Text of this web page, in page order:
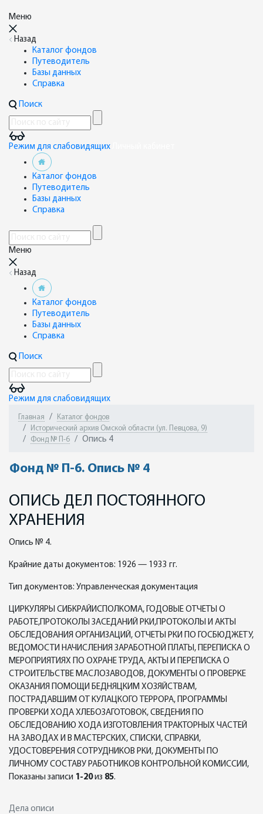
Меню
Назад
Каталог фондов
Путеводитель
Базы данных
Справка
Поиск
Режим для слабовидящих
Каталог фондов
Путеводитель
Базы данных
Справка
Меню
Назад
Каталог фондов
Путеводитель
Базы данных
Справка
Поиск
Режим для слабовидящих
Главная
Каталог фондов
Исторический архив Омской области (ул. Певцова, 9)
Фонд № П-6
Опись 4
Фонд № П-6. Опись № 4
ОПИСЬ ДЕЛ ПОСТОЯННОГО
ХРАНЕНИЯ
Опись № 4.
Крайние даты документов: 1926 — 1933 гг.
Тип документов: Управленческая документация
ЦИРКУЛЯРЫ СИБКРАЙИСПОЛКОМА, ГОДОВЫЕ ОТЧЕТЫ О
РАБОТЕ,ПРОТОКОЛЫ ЗАСЕДАНИЙ РКИ,ПРОТОКОЛЫ И АКТЫ
ОБСЛЕДОВАНИЯ ОРГАНИЗАЦИЙ, ОТЧЕТЫ РКИ ПО ГОСБЮДЖЕТУ,
ВЕДОМОСТИ НАЧИСЛЕНИЯ ЗАРАБОТНОЙ ПЛАТЫ, ПЕРЕПИСКА О
МЕРОПРИЯТИЯХ ПО ОХРАНЕ ТРУДА, АКТЫ И ПЕРЕПИСКА О
СТРОИТЕЛЬСТВЕ МАСЛОЗАВОДОВ, ДОКУМЕНТЫ О ПРОВЕРКЕ
ОКАЗАНИЯ ПОМОЩИ БЕДНЯЦКИМ ХОЗЯЙСТВАМ,
ПОСТРАДАВШИМ ОТ КУЛАЦКОГО ТЕРРОРА, ПРОГРАММЫ
ПРОВЕРКИ ХОДА ХЛЕБОЗАГОТОВОК, СВЕДЕНИЯ ПО
ОБСЛЕДОВАНИЮ ХОДА ИЗГОТОВЛЕНИЯ ТРАКТОРНЫХ ЧАСТЕЙ
НА ЗАВОДАХ И В МАСТЕРСКИХ, СПИСКИ, СПРАВКИ,
УДОСТОВЕРЕНИЯ СОТРУДНИКОВ РКИ, ДОКУМЕНТЫ ПО
ЛИЧНОМУ СОСТАВУ РАБОТНИКОВ КОНТРОЛЬНОЙ КОМИССИИ,
Показаны записи 1-20из 85.
Дела описи